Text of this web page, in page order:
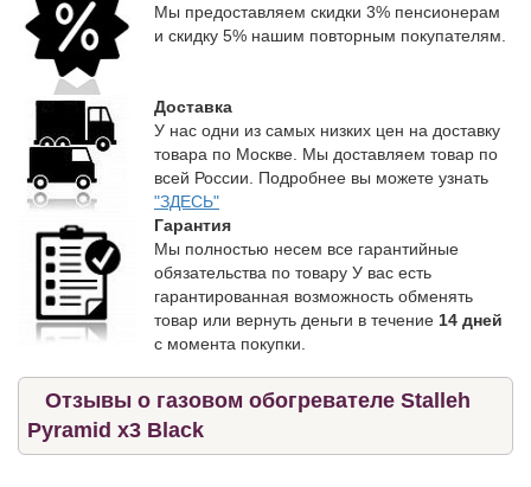
Мы предоставляем скидки 3% пенсионерам
и скидку 5% нашим повторным покупателям.
Доставка
У нас одни из самых низких цен на доставку
товара по Москве. Мы доставляем товар по
всей России. Подробнее вы можете узнать
"ЗДЕСЬ"
Гарантия
Мы полностью несем все гарантийные
обязательства по товару У вас есть
гарантированная возможность обменять
товар или вернуть деньги в течение 14 дней
с момента покупки.
Отзывы о газовом обогревателе Stalleh
Pyramid x3 Black